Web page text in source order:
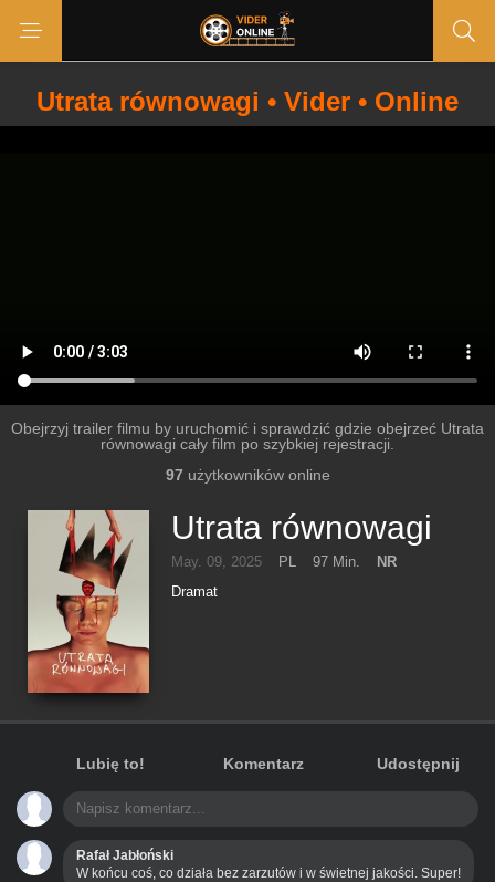
Utrata równowagi • Vider • Online
Obejrzyj trailer filmu by uruchomić i sprawdzić gdzie obejrzeć Utrata
równowagi cały film po szybkiej rejestracji.
97 użytkowników online
Utrata równowagi
May. 09, 2025 PL 97 Min.
NR
Dramat
Lubię to! Komentarz Udostępnij
Rafał Jabłoński
W końcu coś, co działa bez zarzutów i w świetnej jakości. Super!